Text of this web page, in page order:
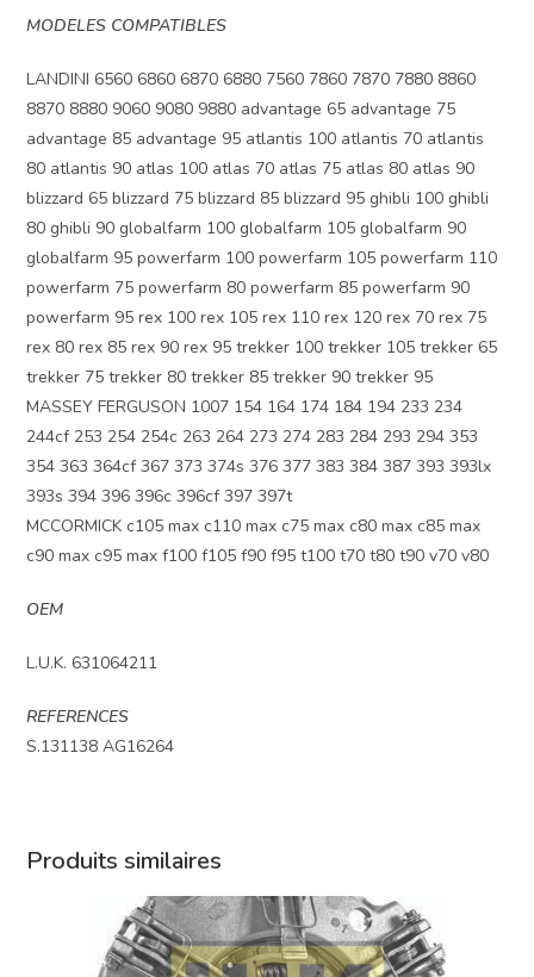
MODELES COMPATIBLES
LANDINI 6560 6860 6870 6880 7560 7860 7870 7880 8860
8870 8880 9060 9080 9880 advantage 65 advantage 75
advantage 85 advantage 95 atlantis 100 atlantis 70 atlantis
80 atlantis 90 atlas 100 atlas 70 atlas 75 atlas 80 atlas 90
blizzard 65 blizzard 75 blizzard 85 blizzard 95 ghibli 100 ghibli
80 ghibli 90 globalfarm 100 globalfarm 105 globalfarm 90
globalfarm 95 powerfarm 100 powerfarm 105 powerfarm 110
powerfarm 75 powerfarm 80 powerfarm 85 powerfarm 90
powerfarm 95 rex 100 rex 105 rex 110 rex 120 rex 70 rex 75
rex 80 rex 85 rex 90 rex 95 trekker 100 trekker 105 trekker 65
trekker 75 trekker 80 trekker 85 trekker 90 trekker 95
MASSEY FERGUSON 1007 154 164 174 184 194 233 234
244cf 253 254 254c 263 264 273 274 283 284 293 294 353
354 363 364cf 367 373 374s 376 377 383 384 387 393 393lx
393s 394 396 396c 396cf 397 397t
MCCORMICK c105 max c110 max c75 max c80 max c85 max
c90 max c95 max f100 f105 f90 f95 t100 t70 t80 t90 v70 v80
OEM
L.U.K. 631064211
REFERENCES
S.131138 AG16264
Produits similaires